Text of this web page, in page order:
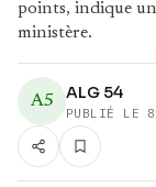
points, indique
ministère.
A5 ALG 54
PUBLIÉ LE